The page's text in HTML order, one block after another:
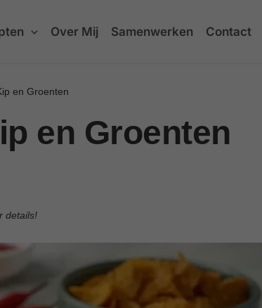
Over Mij Samenwerken Contact
en Groenten
en Groenten
details!